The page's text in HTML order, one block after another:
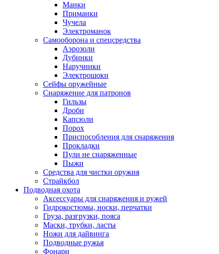
Манки
Приманки
Чучела
Электроманок
Самооборона и спецсредства
Аэрозоли
Дубинки
Наручники
Электрошоки
Сейфы оружейные
Снаряжение для патронов
Гильзы
Дроби
Капсюли
Порох
Приспособления для снаряжения
Прокладки
Пули не снаряженные
Пыжи
Средства для чистки оружия
Страйкбол
Подводная охота
Аксессуары для снаряжения и ружей
Гидрокостюмы, носки, перчатки
Груза, разгрузки, пояса
Маски, трубки, ласты
Ножи для дайвинга
Подводные ружья
Фонари